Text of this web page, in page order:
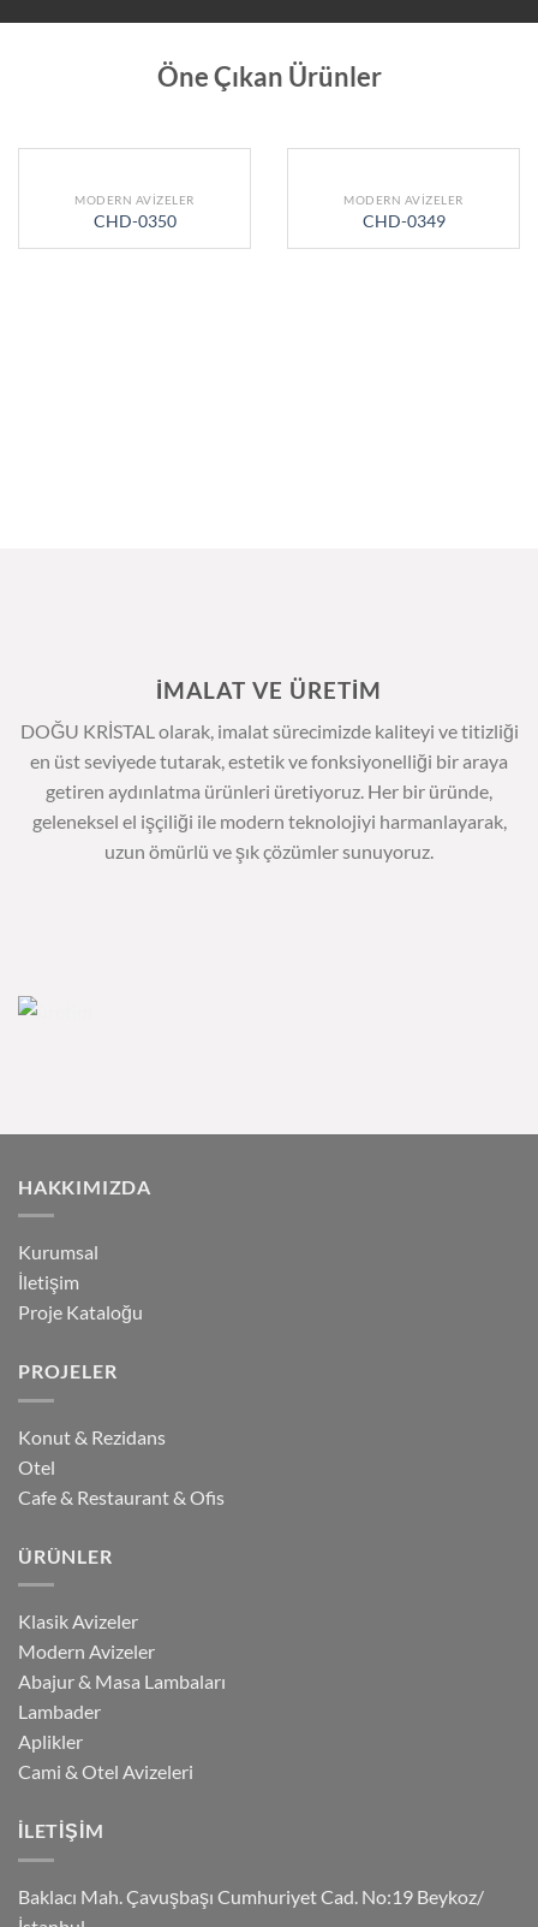
Öne Çıkan Ürünler
MODERN AVIZELER
CHD-0350
MODERN AVIZELER
CHD-0349
İMALAT VE ÜRETİM
DOĞU KRİSTAL olarak, imalat sürecimizde kaliteyi ve titizliği
en üst seviyede tutarak, estetik ve fonksiyonelliği bir araya
getiren aydınlatma ürünleri üretiyoruz. Her bir üründe,
geleneksel el işçiliği ile modern teknolojiyi harmanlayarak,
uzun ömürlü ve şık çözümler sunuyoruz.
HAKKIMIZDA
Kurumsal
İletişim
Proje Kataloğu
PROJELER
Konut & Rezidans
Otel
Cafe & Restaurant & Ofis
ÜRÜNLER
Klasik Avizeler
Modern Avizeler
Abajur & Masa Lambaları
Lambader
Aplikler
Cami & Otel Avizeleri
İLETIŞIM
Baklacı Mah. Çavuşbaşı Cumhuriyet Cad. No:19 Beykoz/